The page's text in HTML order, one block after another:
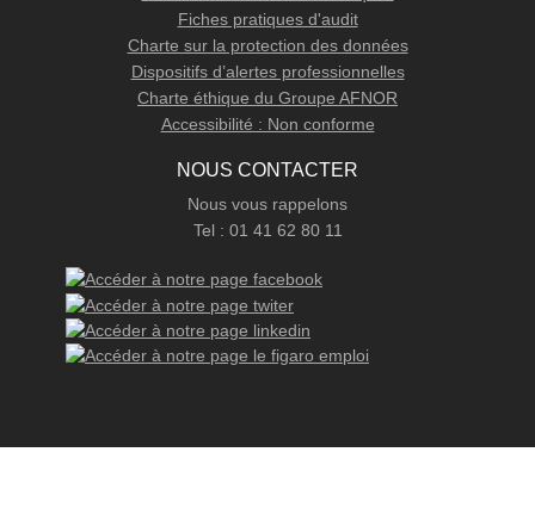
Fiches pratiques d'audit
Charte sur la protection des données
Dispositifs d’alertes professionnelles
Charte éthique du Groupe AFNOR
Accessibilité : Non conforme
NOUS CONTACTER
Nous vous rappelons
Tel : 01 41 62 80 11